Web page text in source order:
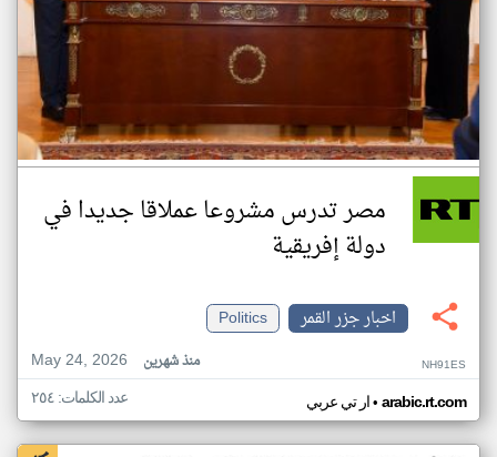
مصر تدرس مشروعا عملاقا جديدا في
دولة إفريقية
اخبار جزر القمر
Politics
May 24, 2026
منذ شهرين NH91ES
ار تي عربي• arabic.rt.com عدد الكلمات: ٢٥٤